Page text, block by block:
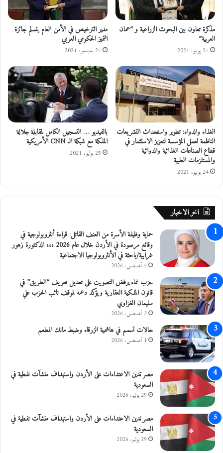
ن
و
ف
ا
ك
ل
أ
ط
ف
ل
ر
د
ن
ي
ة
ل
إ
م
ا
ا
ت
ي
ة
ت
ب
ح
ث
ت
ع
ز
ي
ا
ت
ع
ا
و
ن
ا
ل
ا
ق
ت
ص
ا
د
ي
ب
ي
ن
مذكرة تعاون بين البحوث الزراعية و “عمان
العربية”
27 يونيو، 2021
مدير الترخيص في الأمن العام يتسلم جائزة
التميز الحكومي العربي
27 سبتمبر، 2021
الغذاء والدواء: تطوير واستحداث التشريعات
الناظمة لعمل المؤسسة لتعزيز الاستثمار في
قطاع الصناعات الغذائية والدوائية
والمستلزمات الطبية
24 يونيو، 2021
بالفيديو … التسجيل الكامل لمقابلة جلالة
الملكة مع شبكة الـ CNN الأمريكية
25 يوليو، 2021
اخر الاخبار
حماية وظيفة الأسرة من العنف القاتل: قراءة أنثروبولوجية في
وقائع مرصودة في الأردن خلال عام 2026 ،،، الدكتورة زهور
غرايبة/باحثة في الأنثروبولوجيا الاجتماعية
5 أغسطس، 2026
حزب نماء يرفض التصويت على تعديل تعريف “الطريق” في
قانون الملكية العقارية ويؤكد دعمه لموقف نائب الحزب علي
سليمان الغزاوي
3 أغسطس، 2026
حالات تسمم في هاشمية الزرقاء وضبط مالك المطعم
1 أغسطس، 2026
مصر تدين الاعتداءات على الأردن واستهداف منشآت نفطية في
السعودية
29 يوليو، 2026
مصر تدين الاعتداءات على الأردن واستهداف منشآت نفطية في
السعودية
29 يوليو، 2026